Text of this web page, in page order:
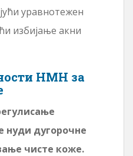
уравнотежен
избијање акни
НМН за
нуди дугорочне
чисте коже.